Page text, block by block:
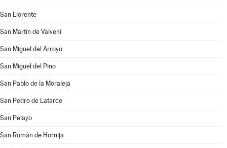
San Llorente
San Martín de Valvení
San Miguel del Arroyo
San Miguel del Pino
San Pablo de la Moraleja
San Pedro de Latarce
San Pelayo
San Román de Hornija